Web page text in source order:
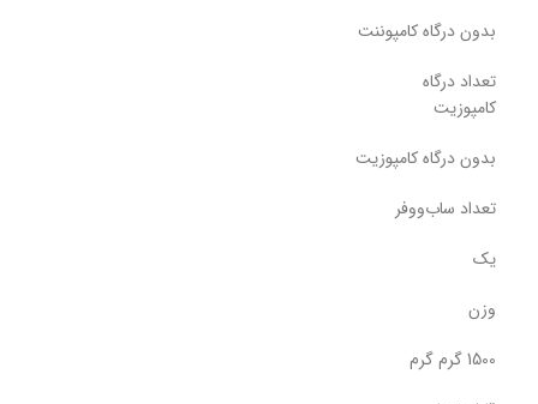
بدون درگاه کامپوننت
تعداد درگاه
کامپوزیت
بدون درگاه کامپوزیت
تعداد ساب‌ووفر
یک
وزن
1500 گرم گرم